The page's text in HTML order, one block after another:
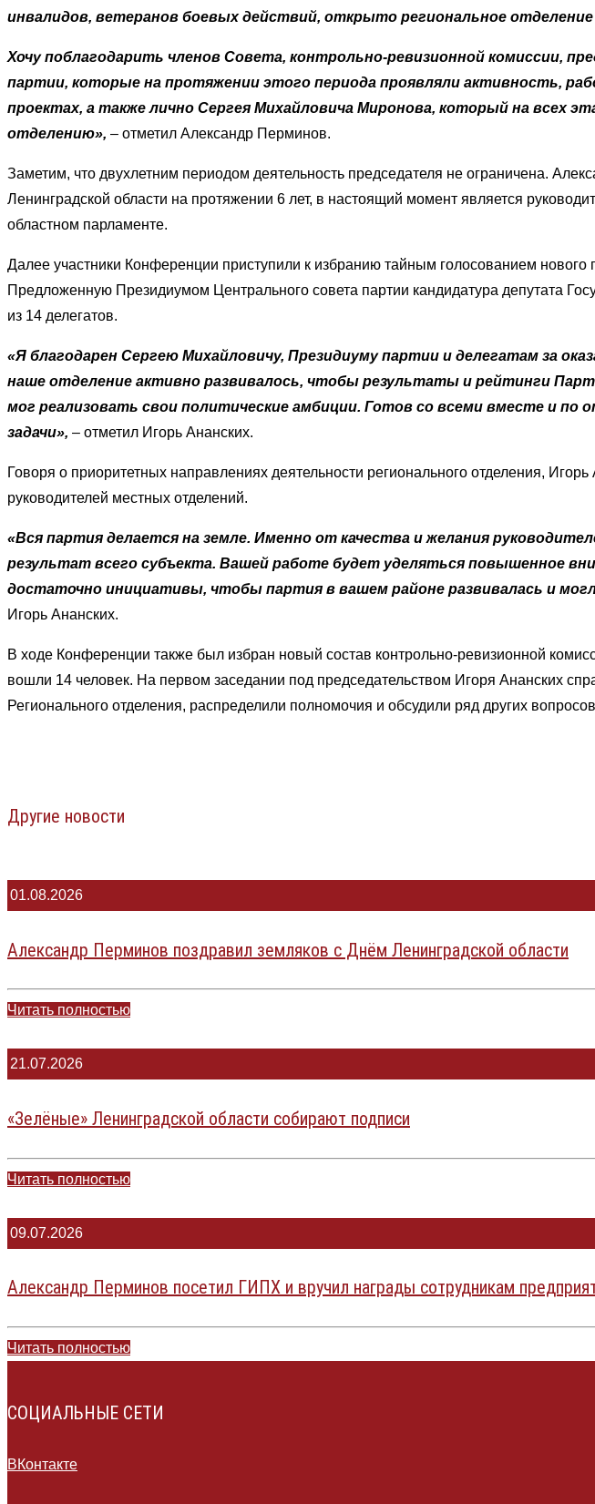
инвалидов, ветеранов боевых действий, открыто региональное
Хочу поблагодарить членов Совета, контрольно-ревизионной комиссии,
партии, которые на протяжении этого периода проявляли активность,
проектах, а также лично Сергея Михайловича Миронова, который на всех
отделению», – отметил Александр Перминов.
Заметим, что двухлетним периодом деятельность председателя не ограничена.
Ленинградской области на протяжении 6 лет, в настоящий момент является
областном парламенте.
Далее участники Конференции приступили к избранию тайным голосованием нового
Предложенную Президиумом Центрального совета партии кандидатура депутата
из 14 делегатов.
«Я благодарен Сергею Михайловичу, Президиуму партии и делегатам за
наше отделение активно развивалось, чтобы результаты и рейтинги
мог реализовать свои политические амбиции. Готов со всеми вместе и
задачи», – отметил Игорь Ананских.
Говоря о приоритетных направлениях деятельности регионального отделения,
руководителей местных отделений.
«Вся партия делается на земле. Именно от качества и желания
результат всего субъекта. Вашей работе будет уделяться повышенное
достаточно инициативы, чтобы партия в вашем районе развивалась и
Игорь Ананских.
В ходе Конференции также был избран новый состав контрольно-ревизионной
вошли 14 человек. На первом заседании под председательством Игоря Ананских
Регионального отделения, распределили полномочия и обсудили ряд других
Другие новости
01.08.2026
Александр Перминов поздравил земляков с Днём Ленинградской области
Читать полностью
21.07.2026
«Зелёные» Ленинградской области собирают подписи
Читать полностью
09.07.2026
Александр Перминов посетил ГИПХ и вручил награды сотрудникам
Читать полностью
СОЦИАЛЬНЫЕ СЕТИ
ВКонтакте